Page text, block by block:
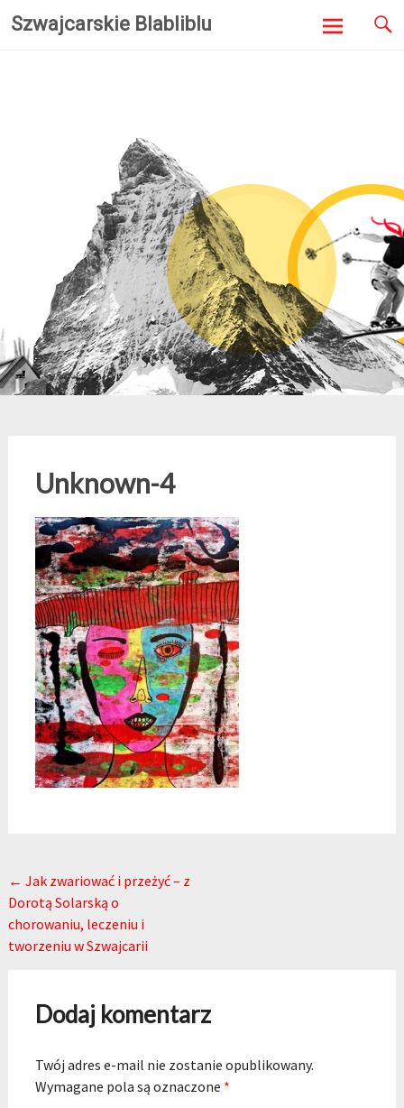
Szwajcarskie Blabliblu
Unknown-4
Post navigation
← Jak zwariować i przeżyć – z
Dorotą Solarską o
chorowaniu, leczeniu i
tworzeniu w Szwajcarii
Dodaj komentarz
Twój adres e-mail nie zostanie opublikowany.
Wymagane pola są oznaczone *